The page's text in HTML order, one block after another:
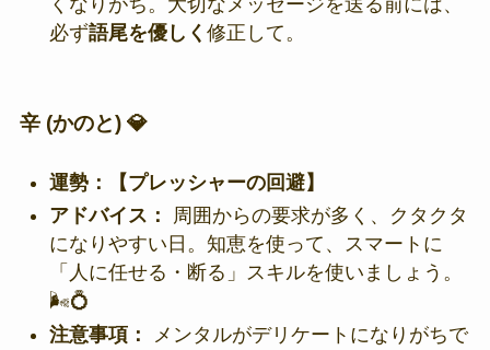
くなりがち。大切なメッセージを送る前には、
必ず語尾を優しく 修正して。
辛 (かのと) 💎
運勢：【プレッシャーの回避】
アドバイス：
周囲からの要求が多く、クタクタ
になりやすい日。知恵を使って、スマートに
「人に任せる・断る」スキルを使いましょう。
🌬️💍
注意事項：
メンタルがデリケートになりがちで